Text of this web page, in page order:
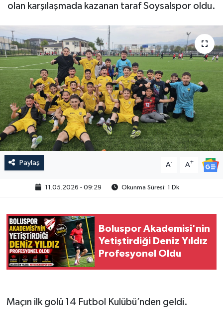
olan karşılaşmada kazanan taraf Soysalspor oldu.
Paylaş A- A+
11.05.2026 - 09:29 Okunma Süresi: 1 Dk
Boluspor Akademisi'nin
Yetiştirdiği Deniz Yıldız
Profesyonel Oldu
Maçın ilk golü 14 Futbol Kulübü’nden geldi.